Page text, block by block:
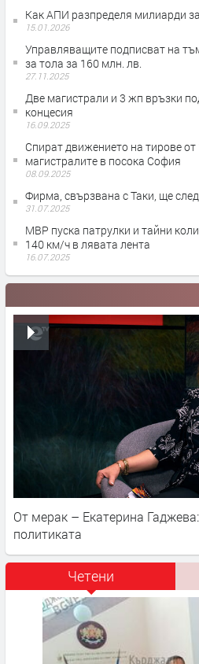
Как АПИ разпределя милиарди
15.01.2026
Управляващите подписват на
за тола за 160 млн. лв.
27.11.2025
Две магистрали и 3 жп връзки
концесия
16.09.2025
Спират движението на тирове от
магистралите в посока София
08.09.2025
Фирма, свързвана с Таки, ще
31.07.2025
МВР пуска патрулки и тайни
140 км/ч в лявата лента
16.07.2025
От мерак – Екатерина
политиката
Четени